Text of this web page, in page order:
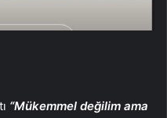
“Mükemmel değilim ama